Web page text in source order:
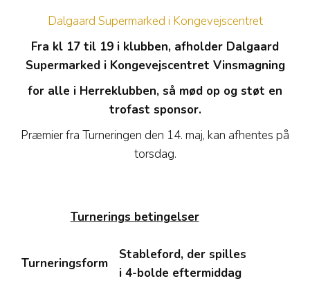
Dalgaard Supermarked i Kongevejscentret
Fra kl 17 til 19 i klubben, afholder Dalgaard
Supermarked i Kongevejscentret Vinsmagning
for alle i Herreklubben, så mød op og støt en
trofast sponsor.
Præmier fra Turneringen den 14. maj, kan afhentes på
torsdag.
Turnerings betingelser
Turneringsform
Stableford, der spilles
i 4-bolde eftermiddag